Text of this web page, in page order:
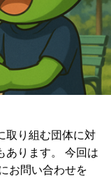
取り組む団体に対
あります。 今回は
お問い合わせを